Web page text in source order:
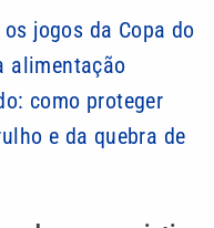
jogos da Copa do
alimentação
como proteger
e da quebra de